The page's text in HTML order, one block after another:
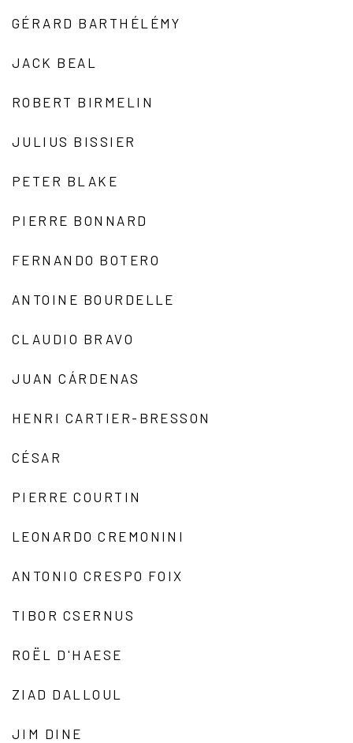
GÉRARD BARTHÉLÉMY
JACK BEAL
ROBERT BIRMELIN
JULIUS BISSIER
PETER BLAKE
PIERRE BONNARD
FERNANDO BOTERO
ANTOINE BOURDELLE
CLAUDIO BRAVO
JUAN CÁRDENAS
HENRI CARTIER-BRESSON
CÉSAR
PIERRE COURTIN
LEONARDO CREMONINI
ANTONIO CRESPO FOIX
TIBOR CSERNUS
ROËL D'HAESE
ZIAD DALLOUL
JIM DINE